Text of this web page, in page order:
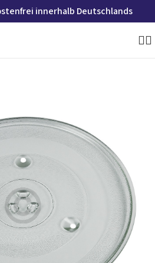
innerhalb Deutschlands